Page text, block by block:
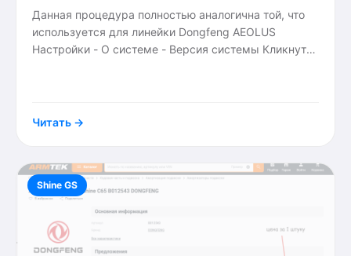
Данная процедура полностью аналогична той, что
используется для линейки Dongfeng AEOLUS
Настройки - О системе - Версия системы Кликнуть
Читать →
Shine GS